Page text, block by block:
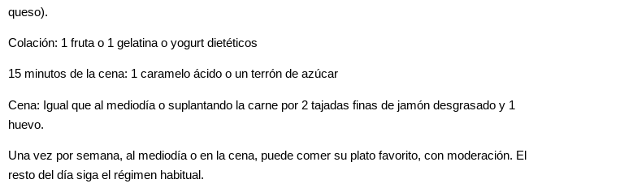
queso).
Colación: 1 fruta o 1 gelatina o yogurt dietéticos
15 minutos de la cena: 1 caramelo ácido o un terrón de azúcar
Cena: Igual que al mediodía o suplantando la carne por 2 tajadas finas de jamón desgrasado y 1
huevo.
Una vez por semana, al mediodía o en la cena, puede comer su plato favorito, con moderación. El
resto del día siga el régimen habitual.